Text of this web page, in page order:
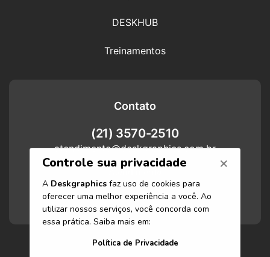
DESKHUB
Treinamentos
Contato
(21) 3570-2510
atendimento@deskgraphics.com.br
Atendimento
Funcionamos de segunda-feira a
sexta-feira das 8h às 17h.